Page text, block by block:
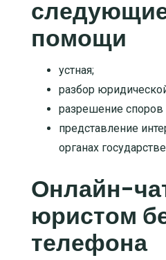
помощи
устная;
разбор
разрешение споров
представление
органах
Онлайн-
юристом
телефона